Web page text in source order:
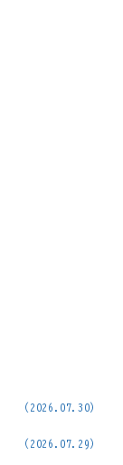
(2026.07.30)
(2026.07.29)